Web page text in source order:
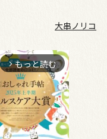
大串ノリコ
arrow_forward_ios もっと読む